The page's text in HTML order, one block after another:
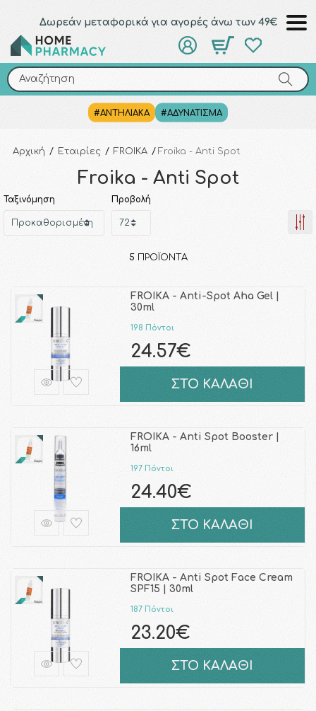
Δωρεάν μεταφορικά για αγορές άνω των 49€
Αναζήτηση
#ΑΝΤΗΛΙΑΚΑ #ΑΔΥΝΑΤΙΣΜΑ
Αναζήτηση
Αρχική / Εταιρίες / FROIKA / Froika - Anti Spot
Froika - Anti Spot
Ταξινόμηση Προβολή
5 ΠΡΟΪΌΝΤΑ
FROIKA - Anti-Spot Aha Gel |
30ml
198 Πόντοι
24.57€
ΣΤΟ ΚΑΛΑΘΙ
FROIKA - Anti Spot Booster |
16ml
197 Πόντοι
24.40€
ΣΤΟ ΚΑΛΑΘΙ
FROIKA - Anti Spot Face Cream
SPF15 | 30ml
187 Πόντοι
23.20€
ΣΤΟ ΚΑΛΑΘΙ